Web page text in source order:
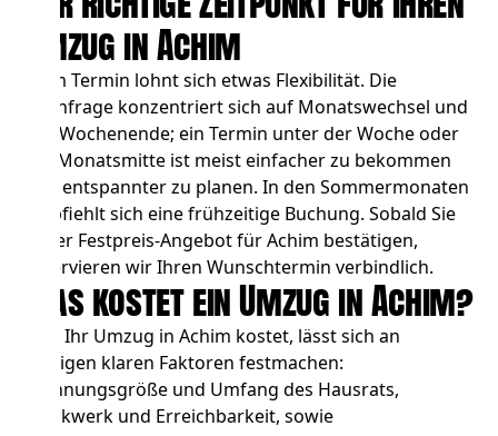
Umzug in Achim
Beim Termin lohnt sich etwas Flexibilität. Die
Nachfrage konzentriert sich auf Monatswechsel und
das Wochenende; ein Termin unter der Woche oder
zur Monatsmitte ist meist einfacher zu bekommen
und entspannter zu planen. In den Sommermonaten
empfiehlt sich eine frühzeitige Buchung. Sobald Sie
unser Festpreis-Angebot für Achim bestätigen,
reservieren wir Ihren Wunschtermin verbindlich.
Was kostet ein Umzug in Achim?
Was Ihr Umzug in Achim kostet, lässt sich an
wenigen klaren Faktoren festmachen:
Wohnungsgröße und Umfang des Hausrats,
Stockwerk und Erreichbarkeit, sowie